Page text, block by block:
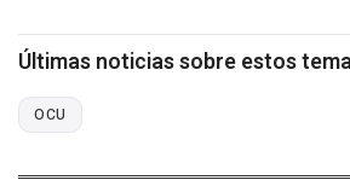
Últimas noticias sobre estos
OCU